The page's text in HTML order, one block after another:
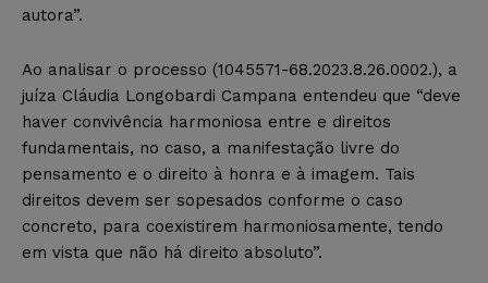
autora”.
Ao analisar o processo (1045571-68.2023.8.26.0002.), a
juíza Cláudia Longobardi Campana entendeu que “deve
haver convivência harmoniosa entre e direitos
fundamentais, no caso, a manifestação livre do
pensamento e o direito à honra e à imagem. Tais
direitos devem ser sopesados conforme o caso
concreto, para coexistirem harmoniosamente, tendo
em vista que não há direito absoluto”.